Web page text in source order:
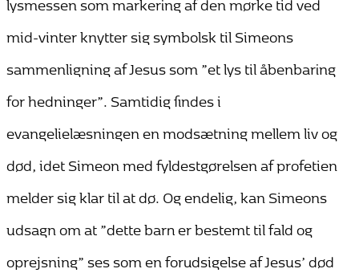
mid-vinter knytter sig symbolsk til Simeons
sammenligning af Jesus som ”et lys til åbenbaring
for hedninger”. Samtidig findes i
evangelielæsningen en modsætning mellem liv og
død, idet Simeon med fyldestgørelsen af profetien
melder sig klar til at dø. Og endelig, kan Simeons
udsagn om at ”dette barn er bestemt til fald og
oprejsning” ses som en forudsigelse af Jesus’ død